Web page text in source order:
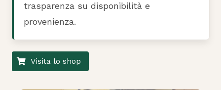
trasparenza su disponibilità e
provenienza.
Visita lo shop